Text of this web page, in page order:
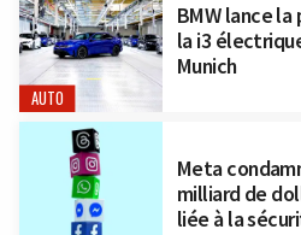
AUTO
BMW lance
la i3
Munich
Meta
milliard de
liée à la